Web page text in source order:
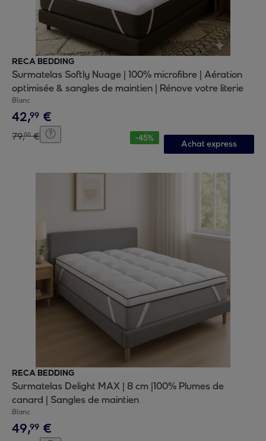
RECA BEDDING
Surmatelas Softly Nuage | 100% microfibre | Aération
optimisée & sangles de maintien | Rénove votre literie
Blanc
42,99 €
79,00 € -45%
Achat express
RECA BEDDING
Surmatelas Delight MAX | 8 cm |100% Plumes de
canard | Sangles de maintien
Blanc
49,99 €